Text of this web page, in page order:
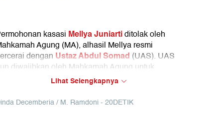
kasasi Mellya Juniartiditolak oleh
Agung (MA), alhasil Mellya resmi
dengan Ustaz Abdul Somad (UAS). UAS
diwajibkan oleh Mahkamah Agung untuk
menafkahi anaknya hingga dewasa sebesar Rp 5
Lihat Selengkapnya
Decemberia / M. Ramdoni - 20DETIK